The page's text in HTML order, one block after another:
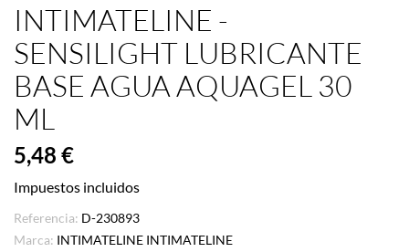
INTIMATELINE -
SENSILIGHT LUBRICANTE
BASE AGUA AQUAGEL 30
ML
5,48 €
Impuestos incluidos
Referencia: D-230893
Marca: INTIMATELINE INTIMATELINE